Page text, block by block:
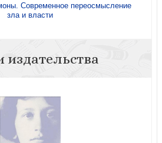
Современное переосмысление
зла и власти
издательства